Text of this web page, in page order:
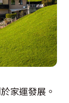
家運發展。